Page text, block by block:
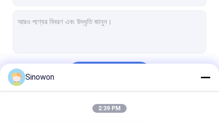
Sinowon
2:39 PM